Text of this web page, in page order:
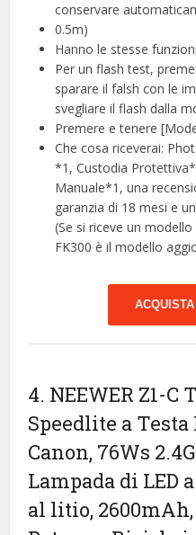
conservare
0.5m)
Hanno le stesse
Per un flash test,
sparare il falsh con le
svegliare il flash dalla
Premere e tenere
Che cosa riceverai:
*1, Custodia
Manuale*1, una
garanzia di 18 mesi e
(Se si riceve un
FK300 è il modello
4. NEEWER Z1-C
Speedlite a Testa
Canon, 76Ws
Lampada di LED
al litio,